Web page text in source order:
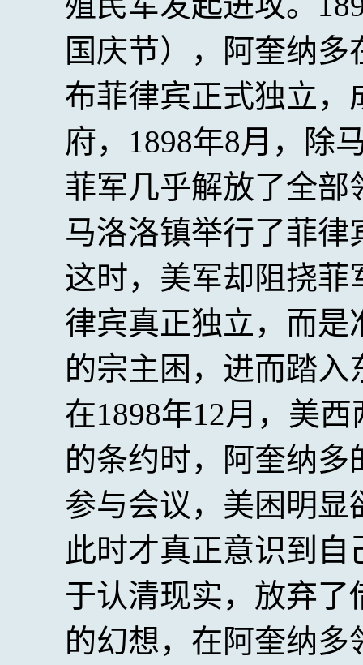
国庆节），阿奎纳
布菲律宾正式独立
府，1898年8月，除
菲军几乎解放了全部
马洛洛镇举行了菲
这时，美军却阻挠
律宾真正独立，而
的宗主困，进而踏
在1898年12月，美
的条约时，阿奎纳
参与会议，美困明
此时才真正意识到
于认清现实，放弃
的幻想，在阿奎纳多